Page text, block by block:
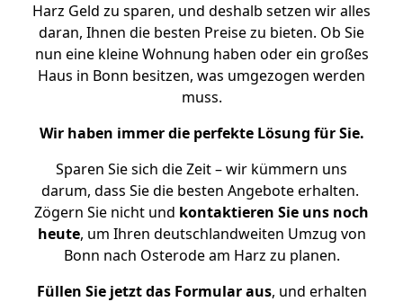
Harz Geld zu sparen, und deshalb setzen wir alles
daran, Ihnen die besten Preise zu bieten. Ob Sie
nun eine kleine Wohnung haben oder ein großes
Haus in Bonn besitzen, was umgezogen werden
muss.
Wir haben immer die perfekte Lösung für Sie.
Sparen Sie sich die Zeit – wir kümmern uns
darum, dass Sie die besten Angebote erhalten.
Zögern Sie nicht und kontaktieren Sie uns noch
heute, um Ihren deutschlandweiten Umzug von
Bonn nach Osterode am Harz zu planen.
Füllen Sie jetzt das Formular aus, und erhalten